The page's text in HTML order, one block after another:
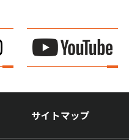
サイトマップ